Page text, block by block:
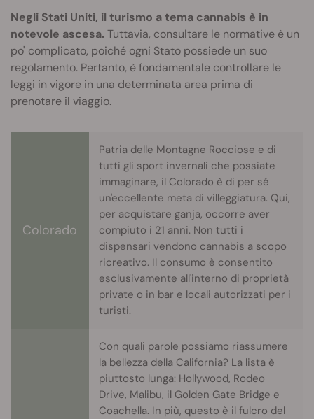
Negli Stati Uniti, il turismo a tema cannabis è in
notevole ascesa. Tuttavia, consultare le normative è un
po' complicato, poiché ogni Stato possiede un suo
regolamento. Pertanto, è fondamentale controllare le
leggi in vigore in una determinata area prima di
prenotare il viaggio.
Colorado
Patria delle Montagne Rocciose e di
tutti gli sport invernali che possiate
immaginare, il Colorado è di per sé
un'eccellente meta di villeggiatura. Qui,
per acquistare ganja, occorre aver
compiuto i 21 anni. Non tutti i
dispensari vendono cannabis a scopo
ricreativo. Il consumo è consentito
esclusivamente all'interno di proprietà
private o in bar e locali autorizzati per i
turisti.
Con quali parole possiamo riassumere
la bellezza della California? La lista è
piuttosto lunga: Hollywood, Rodeo
Drive, Malibu, il Golden Gate Bridge e
Coachella. In più, questo è il fulcro del